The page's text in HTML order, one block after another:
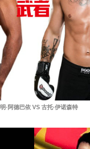
·阿德巴依 VS 古托·伊诺森特